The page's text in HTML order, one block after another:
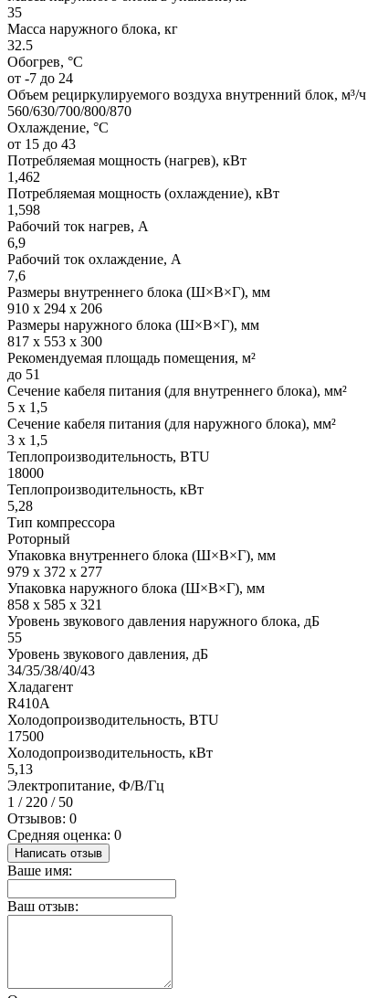
35
Масса наружного блока, кг
32.5
Обогрев, °С
от -7 до 24
Объем рециркулируемого воздуха внутренний блок, м³/ч
560/630/700/800/870
Охлаждение, °С
от 15 до 43
Потребляемая мощность (нагрев), кВт
1,462
Потребляемая мощность (охлаждение), кВт
1,598
Рабочий ток нагрев, А
6,9
Рабочий ток охлаждение, А
7,6
Размеры внутреннего блока (Ш×В×Г), мм
910 x 294 x 206
Размеры наружного блока (Ш×В×Г), мм
817 x 553 x 300
Рекомендуемая площадь помещения, м²
до 51
Сечение кабеля питания (для внутреннего блока), мм²
5 х 1,5
Сечение кабеля питания (для наружного блока), мм²
3 х 1,5
Теплопроизводительность, BTU
18000
Теплопроизводительность, кВт
5,28
Тип компрессора
Роторный
Упаковка внутреннего блока (Ш×В×Г), мм
979 x 372 x 277
Упаковка наружного блока (Ш×В×Г), мм
858 x 585 x 321
Уровень звукового давления наружного блока, дБ
55
Уровень звукового давления, дБ
34/35/38/40/43
Хладагент
R410A
Холодопроизводительность, BTU
17500
Холодопроизводительность, кВт
5,13
Электропитание, Ф/В/Гц
1 / 220 / 50
Отзывов: 0
Средняя оценка: 0
Написать отзыв
Ваше имя:
Ваш отзыв: